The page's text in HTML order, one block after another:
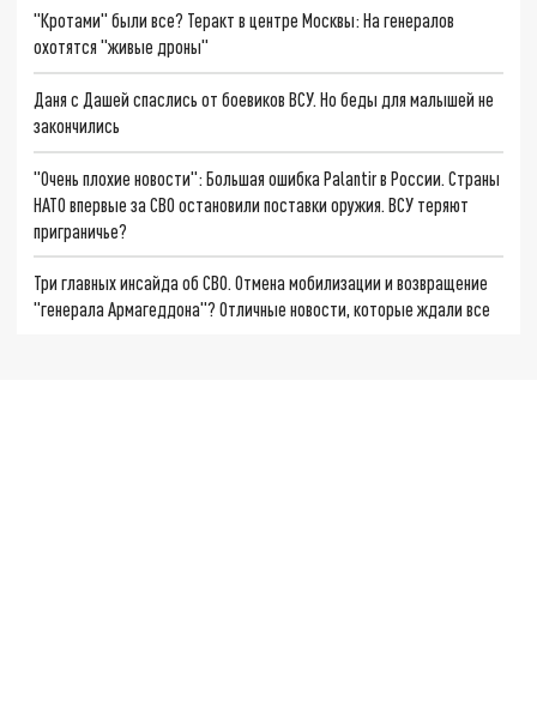
"Кротами" были все? Теракт в центре Москвы: На генералов
охотятся "живые дроны"
Даня с Дашей спаслись от боевиков ВСУ. Но беды для малышей не
закончились
"Очень плохие новости": Большая ошибка Palantir в России. Страны
НАТО впервые за СВО остановили поставки оружия. ВСУ теряют
приграничье?
Три главных инсайда об СВО. Отмена мобилизации и возвращение
"генерала Армагеддона"? Отличные новости, которые ждали все